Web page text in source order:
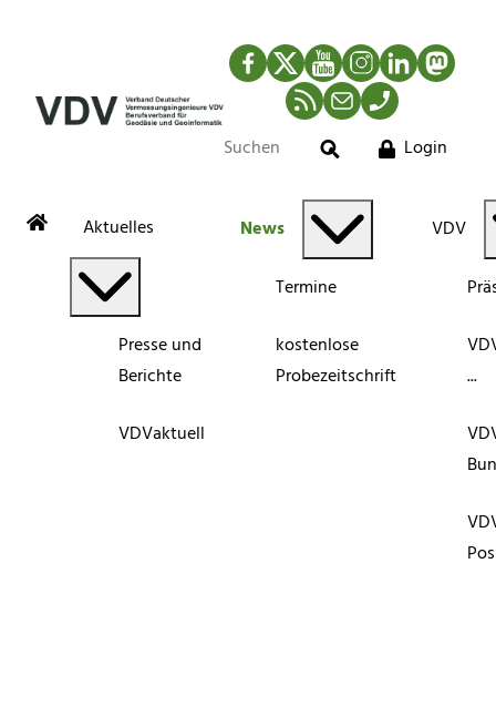
Facebook
TwitterYouTubeInstagram
LinkedIn
RSS-Newsfeed
MailTelefon
Suche
Login
Aktuelles
Presse und
Berichte
VDVaktuell
News
Termine
kostenlose
Probezeitschrift
VDV
...